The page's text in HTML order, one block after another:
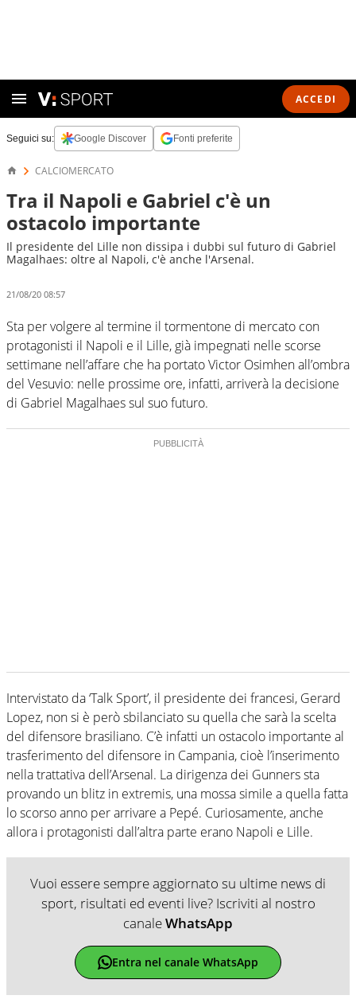
ACCEDI
Seguici su: Google Discover Fonti preferite
CALCIOMERCATO
Tra il Napoli e Gabriel c'è un
ostacolo importante
Il presidente del Lille non dissipa i dubbi sul futuro di Gabriel
Magalhaes: oltre al Napoli, c'è anche l'Arsenal.
21/08/20 08:57
Sta per volgere al termine il tormentone di mercato con
protagonisti il Napoli e il Lille, già impegnati nelle scorse
settimane nell’affare che ha portato Victor Osimhen all’ombra
del Vesuvio: nelle prossime ore, infatti, arriverà la decisione
di Gabriel Magalhaes sul suo futuro.
Intervistato da ‘Talk Sport’, il presidente dei francesi, Gerard
Lopez, non si è però sbilanciato su quella che sarà la scelta
del difensore brasiliano. C’è infatti un ostacolo importante al
trasferimento del difensore in Campania, cioè l’inserimento
nella trattativa dell’Arsenal. La dirigenza dei Gunners sta
provando un blitz in extremis, una mossa simile a quella fatta
lo scorso anno per arrivare a Pepé. Curiosamente, anche
allora i protagonisti dall’altra parte erano Napoli e Lille.
Vuoi essere sempre aggiornato su ultime news di
sport, risultati ed eventi live? Iscriviti al nostro
canaleWhatsApp
Entra nel canale WhatsApp